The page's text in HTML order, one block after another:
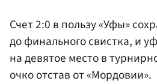
Счет 2:0 в пользу «Уфы»
до финального свистка, и
на девятое место в
очко отстав от «Мордовии».